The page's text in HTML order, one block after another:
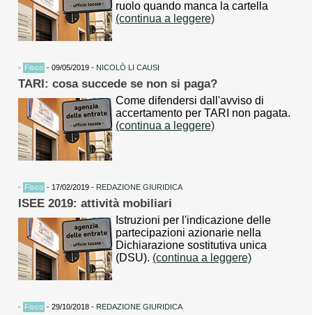
ruolo quando manca la cartella
(continua a leggere)
• Fisco - 09/05/2019 - NICOLÒ LI CAUSI
TARI: cosa succede se non si paga?
Come difendersi dall'avviso di
accertamento per TARI non pagata.
(continua a leggere)
• Fisco - 17/02/2019 - REDAZIONE GIURIDICA
ISEE 2019: attività mobiliari
Istruzioni per l'indicazione delle
partecipazioni azionarie nella
Dichiarazione sostitutiva unica
(DSU). (continua a leggere)
• Fisco - 29/10/2018 - REDAZIONE GIURIDICA